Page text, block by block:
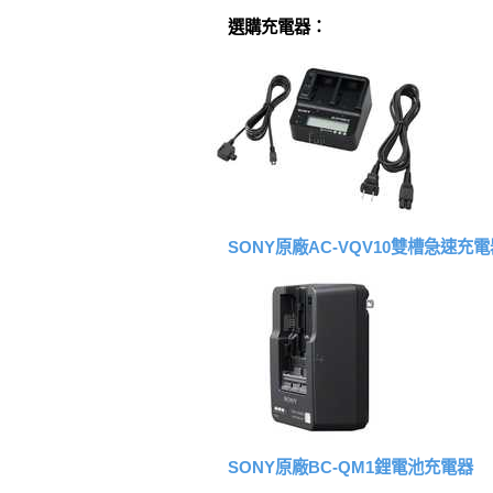
選購充電器：
SONY原廠AC-VQV10雙槽急速充電
SONY原廠BC-QM1鋰電池充電器